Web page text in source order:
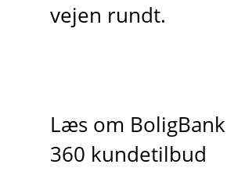
vejen rundt.
Læs om BoligBank
360 kundetilbud